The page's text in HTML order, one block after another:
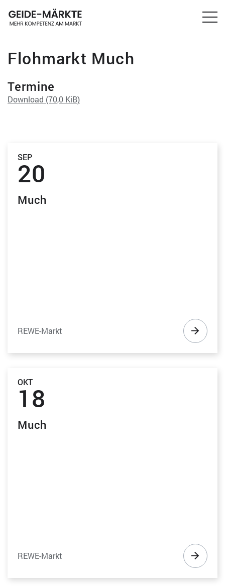
Flohmarkt Much
Termine
Download (70,0 KiB)
SEP
20
Much
REWE-Markt
OKT
18
Much
REWE-Markt